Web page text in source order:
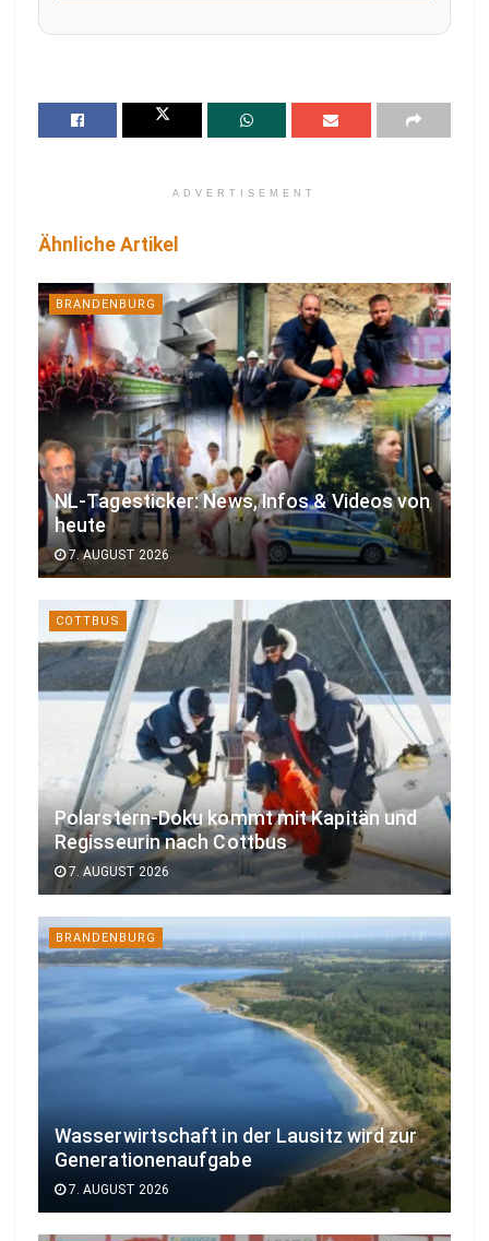
ADVERTISEMENT
Ähnliche Artikel
BRANDENBURG
NL-Tagesticker: News, Infos & Videos von
heute
7. AUGUST 2026
COTTBUS
Polarstern-Doku kommt mit Kapitän und
Regisseurin nach Cottbus
7. AUGUST 2026
BRANDENBURG
Wasserwirtschaft in der Lausitz wird zur
Generationenaufgabe
7. AUGUST 2026